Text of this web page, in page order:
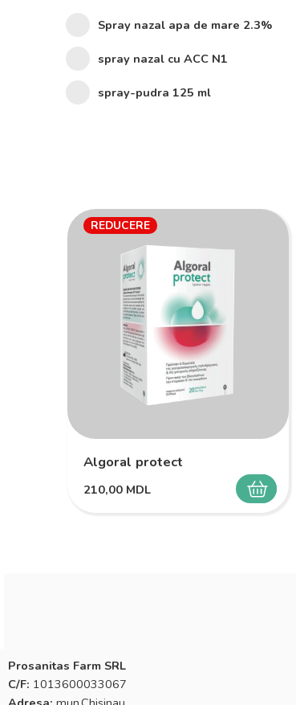
Spray nazal apa de mare 2.3%
spray nazal cu ACC N1
spray-pudra 125 ml
REDUCERE
SELECTEAZĂ
Algoral protect
210,00 MDL
Prosanitas Farm SRL
C/F: 1013600033067